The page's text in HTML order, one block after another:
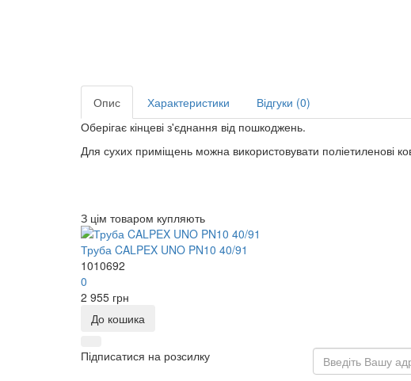
Опис Характеристики
Відгуки (0)
Оберігає кінцеві з'єднання від пошкоджень.
Для сухих приміщень можна використовувати поліетиленові
З цім товаром купляють
Труба CALPEX UNO PN10 40/91
1010692
0
2 955 грн
До кошика
Підписатися на розсилку